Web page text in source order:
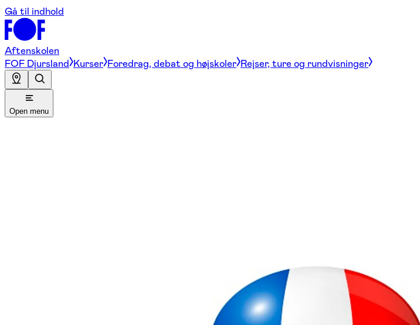
Gå til indhold
Aftenskolen
FOF Djursland Kurser Foredrag, debat og højskoler Rejser, ture og rundvisninger
Open menu